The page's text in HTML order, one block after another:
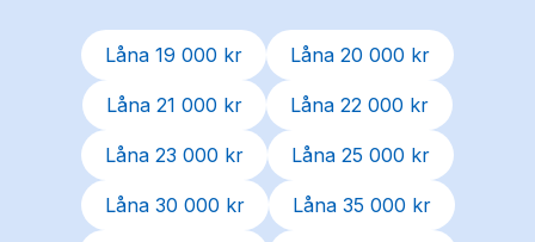
Låna 19 000 kr Låna 20 000 kr
Låna 21 000 kr Låna 22 000 kr
Låna 23 000 kr Låna 25 000 kr
Låna 30 000 kr Låna 35 000 kr